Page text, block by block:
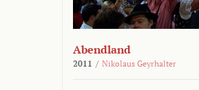
Abendland
2011 / Nikolaus Geyrhalter